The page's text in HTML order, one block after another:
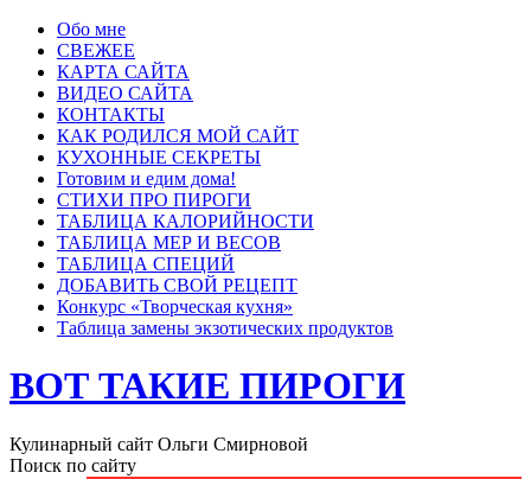
Обо мне
СВЕЖЕЕ
КАРТА САЙТА
ВИДЕО САЙТА
КОНТАКТЫ
КАК РОДИЛСЯ МОЙ САЙТ
КУХОННЫЕ СЕКРЕТЫ
Готовим и едим дома!
СТИХИ ПРО ПИРОГИ
ТАБЛИЦА КАЛОРИЙНОСТИ
ТАБЛИЦА МЕР И ВЕСОВ
ТАБЛИЦА СПЕЦИЙ
ДОБАВИТЬ СВОЙ РЕЦЕПТ
Конкурс «Творческая кухня»
Таблица замены экзотических продуктов
ВОТ ТАКИЕ ПИРОГИ
Кулинарный сайт Ольги Смирновой
Поиск по сайту